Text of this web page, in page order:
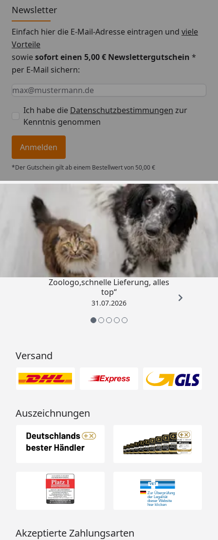
Newsletter
Einfach hier die E-Mail-Adresse eintragen und viele
Vorteile
sowiesofort einen 5,00 € Newslettergutschein *
per E-Mail sichern:
Keine Eingabe erforderlich
Eingabe erforderlich
E-Mail *
Ich habe die Datenschutzbestimmungen zur
Kenntnis genommen
Anmelden
*Der Gutschein gilt ab einem Bestellwert von 50,00 €
Trusted Shops
4,74/ 5
„Gute Erfahrung mit
Zoologo,schnelle Lieferung, alles
top“
31.07.2026
Versand
Auszeichnungen
Akzeptierte Zahlungsarten